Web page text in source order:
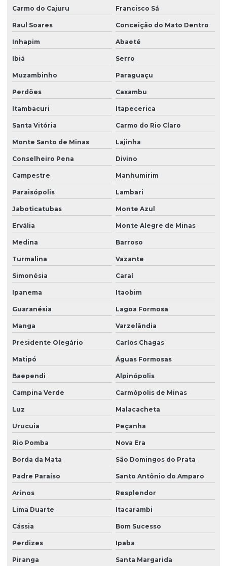
Grama esmeralda na bahia
Grama esmeralda para campo de futebol
Grama esmeralda para comprar
Grama esmeralda para jardim
Grama esmeralda para jardim para comprar
Grama esmeralda em minas gerais
Grama esmeralda em paraná
Grama esmeralda em são paulo
Grama esmeralda para sombra
Grama esmeralda em sp
Grama esmeralda para talude
Grama esmeralda a venda
Grama santo agostinho
Grama santo agostinho em são paulo
Grama são carlos em bahia
Grama são carlos m2
Grama são carlos em minas gerais
Grama são carlos em paraná
Grama são carlos em placas
Grama são carlos em são paulo
Grama são carlos a venda
Gramas para campo de futebol
Hidrossemeadura em são paulo
Hidrossemeadura à venda
Manutenção de áreas verde
Manutenção de áreas verde em sp
Orçamento de plantio de grama
Carmo do Cajuru Francisco Sá
Raul Soares Conceição do Mato Dentro
Inhapim Abaeté
Ibiá Serro
Muzambinho Paraguaçu
Perdões Caxambu
Itambacuri Itapecerica
Santa Vitória Carmo do Rio Claro
Monte Santo de Minas Lajinha
Conselheiro Pena Divino
Campestre Manhumirim
Paraisópolis Lambari
Jaboticatubas Monte Azul
Ervália Monte Alegre de Minas
Medina Barroso
Turmalina Vazante
Simonésia Caraí
Ipanema Itaobim
Guaranésia Lagoa Formosa
Manga Varzelândia
Presidente Olegário Carlos Chagas
Matipó Águas Formosas
Baependi Alpinópolis
Campina Verde Carmópolis de Minas
Luz Malacacheta
Urucuia Peçanha
Rio Pomba Nova Era
Borda da Mata São Domingos do Prata
Padre Paraíso Santo Antônio do Amparo
Arinos Resplendor
Lima Duarte Itacarambi
Cássia Bom Sucesso
Perdizes Ipaba
Piranga Santa Margarida